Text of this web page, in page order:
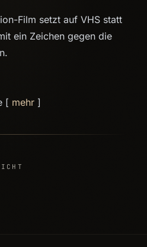
Film setzt auf VHS statt
ein Zeichen gegen die
[ mehr ]